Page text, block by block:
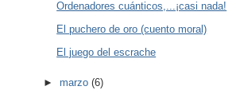
Ordenadores cuánticos,...¡casi nada!
El puchero de oro (cuento moral)
El juego del escrache
►marzo(6)